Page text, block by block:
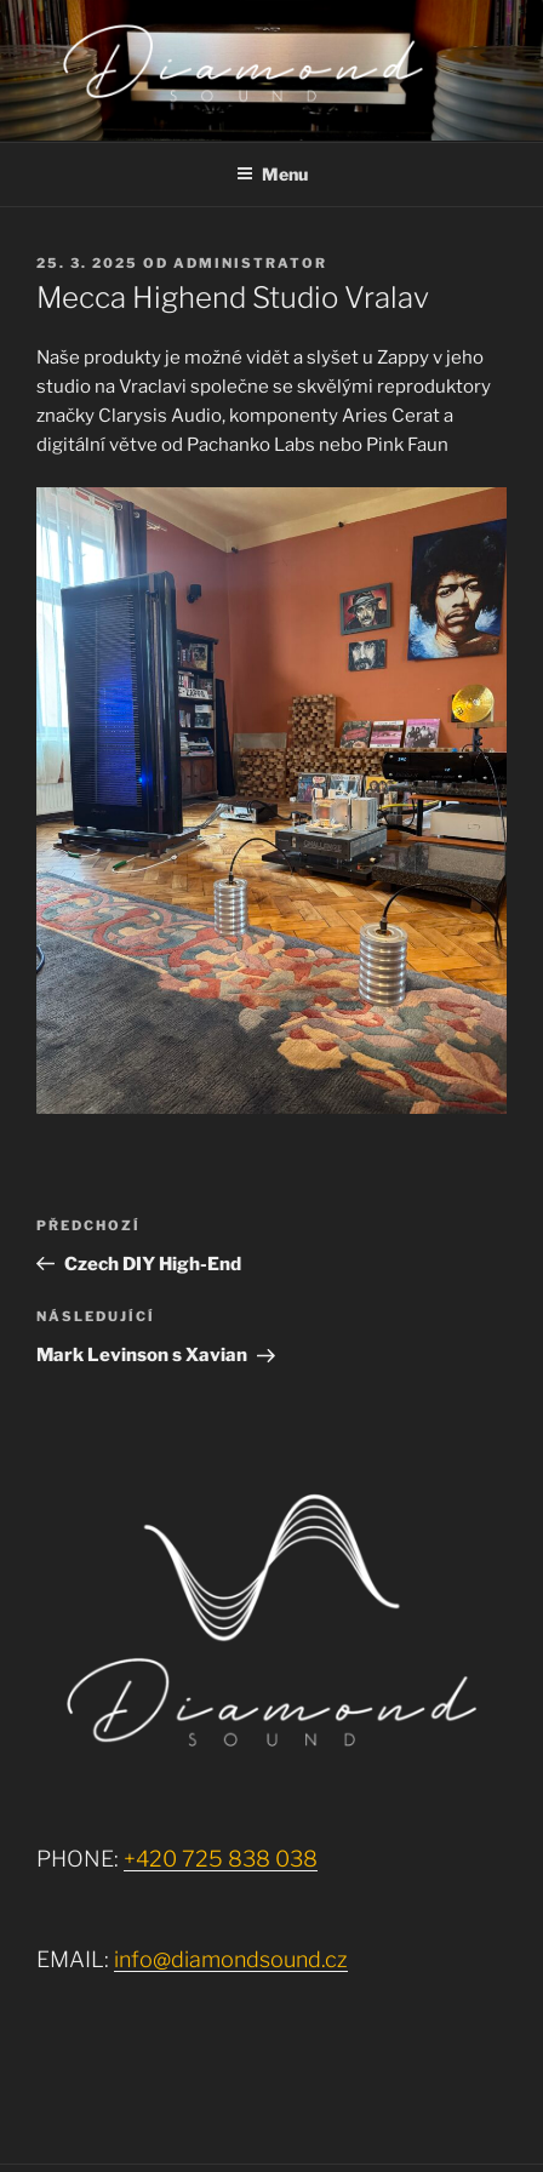
Přejít
k
obsahu
webu
DIAMOND SOUND
Diamond Sound Czech Republic
Menu
PUBLIKOVÁNO
25. 3. 2025 OD ADMINISTRATOR
Mecca Highend Studio Vralav
Naše produkty je možné vidět a slyšet u Zappy v jeho
studio na Vraclavi společne se skvělými reproduktory
značky Clarysis Audio, komponenty Aries Cerat a
digitální větve od Pachanko Labs nebo Pink Faun
Navigace
příspěvek
Předchozí
příspěvek
PŘEDCHOZÍ
Czech DIY High-End
Následující
příspěvek
NÁSLEDUJÍCÍ
Mark Levinson s Xavian
PHONE: +420 725 838 038
EMAIL: info@diamondsound.cz